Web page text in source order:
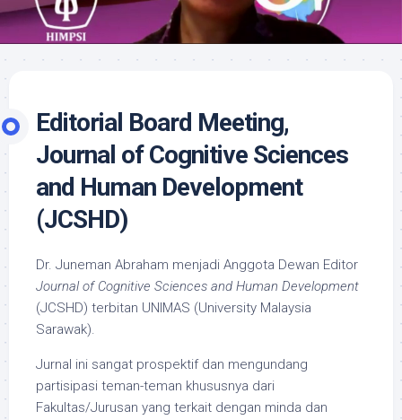
Editorial Board Meeting,
Journal of Cognitive Sciences
and Human Development
(JCSHD)
Dr. Juneman Abraham menjadi Anggota Dewan Editor
Journal of Cognitive Sciences and Human Development
(JCSHD) terbitan UNIMAS (University Malaysia
Sarawak).
Jurnal ini sangat prospektif dan mengundang
partisipasi teman-teman khususnya dari
Fakultas/Jurusan yang terkait dengan minda dan